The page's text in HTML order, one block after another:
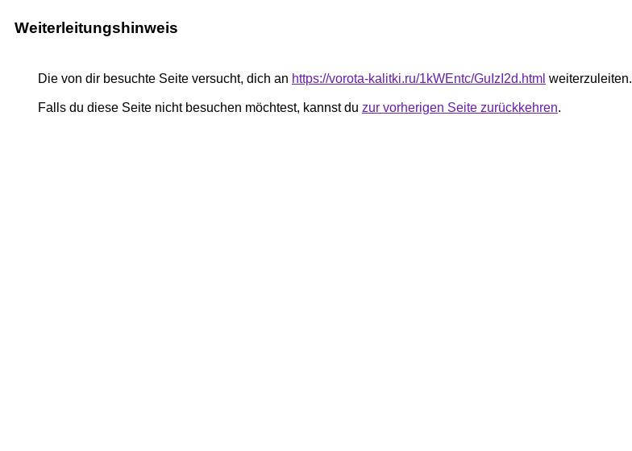
Weiterleitungshinweis
Die von dir besuchte Seite versucht, dich an https://vorota-kalitki.ru/1kWEntc/GuIzI2d.html weiterzuleiten.
Falls du diese Seite nicht besuchen möchtest, kannst du zur vorherigen Seite zurückkehren.